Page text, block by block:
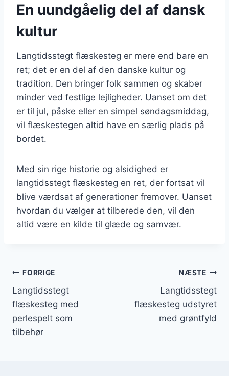
En uundgåelig del af dansk
kultur
Langtidsstegt flæskesteg er mere end bare en
ret; det er en del af den danske kultur og
tradition. Den bringer folk sammen og skaber
minder ved festlige lejligheder. Uanset om det
er til jul, påske eller en simpel søndagsmiddag,
vil flæskestegen altid have en særlig plads på
bordet.
Med sin rige historie og alsidighed er
langtidsstegt flæskesteg en ret, der fortsat vil
blive værdsat af generationer fremover. Uanset
hvordan du vælger at tilberede den, vil den
altid være en kilde til glæde og samvær.
Indlægsnavigation
FORRIGE
Langtidsstegt
flæskesteg med
perlespelt som
tilbehør
NÆSTE
Langtidsstegt
flæskesteg udstyret
med grøntfyld